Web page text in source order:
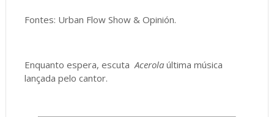
Fontes: Urban Flow Show & Opinión.
Enquanto espera, escutaAcerolaúltima música
lançada pelo cantor.